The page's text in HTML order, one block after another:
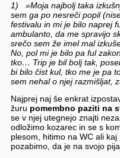
1) »Moja najbolj taka
sem ga po nesreči popil
festivalu in mi je bilo naprej
ambulanto, da me spravijo
srečo sem že imel mal
No, pol mi je bilo pa ful
tko… Trip je bil bolj tak,
bi bilo čist kul, tko me je pa
sem nehal o njej razmišljat,
Najprej naj še enkrat
žuru pomembno paziti na
se v njej utegnejo znajti
odložimo kozarec in se s
plesom, hitimo na WC ali
pozabimo, da je na svojo